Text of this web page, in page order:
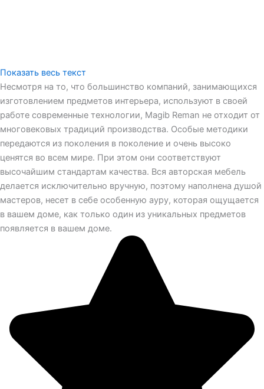
Показать весь текст
Несмотря на то, что большинство компаний, занимающихся
изготовлением предметов интерьера, используют в своей
работе современные технологии, Magib Reman не отходит от
многовековых традиций производства. Особые методики
передаются из поколения в поколение и очень высоко
ценятся во всем мире. При этом они соответствуют
высочайшим стандартам качества. Вся авторская мебель
делается исключительно вручную, поэтому наполнена душой
мастеров, несет в себе особенную ауру, которая ощущается
в вашем доме, как только один из уникальных предметов
появляется в вашем доме.